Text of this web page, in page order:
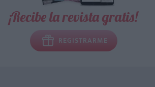
¡Recibe la revista gratis!
REGISTRARME